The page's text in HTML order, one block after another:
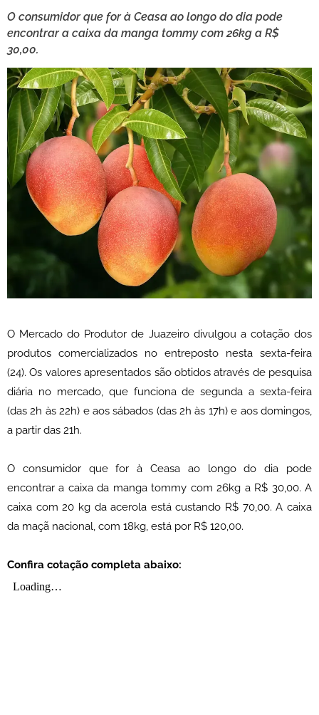
O consumidor que for à Ceasa ao longo do dia pode
encontrar a caixa da manga tommy com 26kg a R$
30,00.
O Mercado do Produtor de Juazeiro divulgou a cotação dos
produtos comercializados no entreposto nesta sexta-feira
(24). Os valores apresentados são obtidos através de pesquisa
diária no mercado, que funciona de segunda a sexta-feira
(das 2h às 22h) e aos sábados (das 2h às 17h) e aos domingos,
a partir das 21h.
O consumidor que for à Ceasa ao longo do dia pode
encontrar a caixa da manga tommy com 26kg a R$ 30,00. A
caixa com 20 kg da acerola está custando R$ 70,00. A caixa
da maçã nacional, com 18kg, está por R$ 120,00.
Confira cotação completa abaixo: